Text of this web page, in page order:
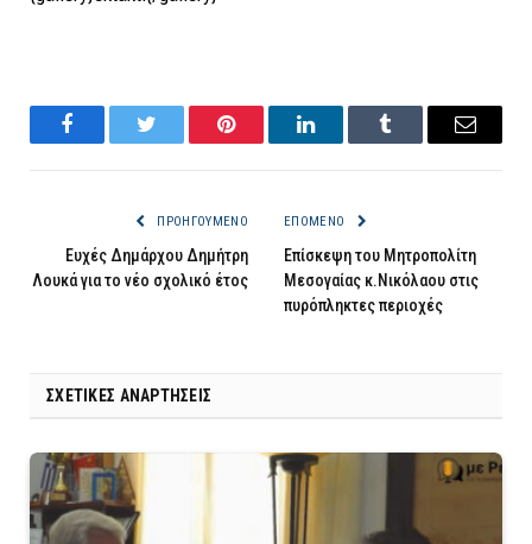
FacebookTwitter Pinterest LinkedInTumblr Email
ΠΡΟΗΓΟΎΜΕΝΟ
Ευχές Δημάρχου Δημήτρη
Λουκά για το νέο σχολικό έτος
ΕΠΌΜΕΝΟ
Επίσκεψη του Μητροπολίτη
Μεσογαίας κ.Νικόλαου στις
πυρόπληκτες περιοχές
ΣΧΕΤΙΚΈΣ ΑΝΑΡΤΉΣΕΙΣ